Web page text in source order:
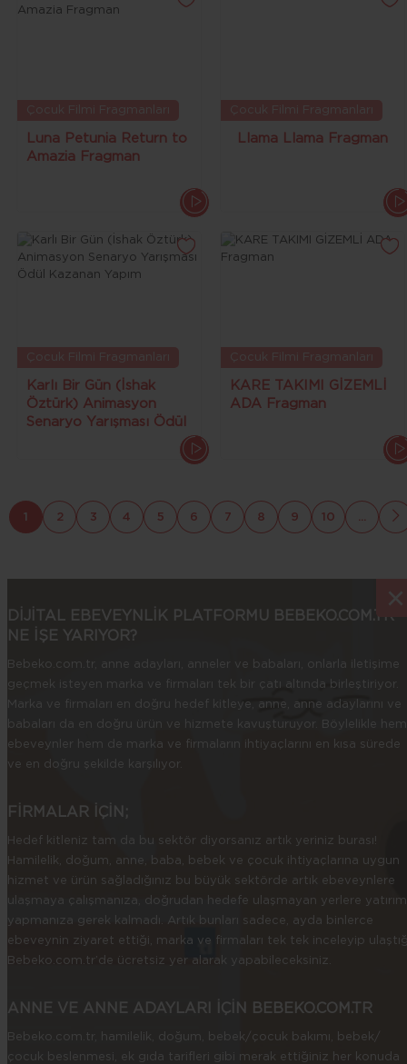
Luna Petunia Return to
Amazia Fragman
Llama Llama Fragman
Karlı Bir Gün (İshak
Öztürk) Animasyon
Senaryo Yarışması Ödül
KARE TAKIMI GİZEMLİ
ADA Fragman
1 2 3 4 5 6 7 8 9 10 ...
DİJİTAL EBEVEYNLİK PLATFORMU BEBEKO.COM.TR
NE İŞE YARIYOR?
Bebeko.com.tr, anne adayları, anneler ve babaları, onlarla iletişime
geçmek isteyen marka ve firmaları tek bir çatı altında birleştiriyor.
Marka ve firmaları en doğru hedef kitleye, anne, anne adaylarını ve
babaları da en doğru ürün ve hizmete kavuşturuyor. Böylelikle hem
ebeveynler hem de marka ve firmaların ihtiyaçlarını en kısa sürede
ve en doğru şekilde karşılıyor.
FİRMALAR İÇİN;
Hedef kitleniz tam da bu sektör diyorsanız artık yeriniz burası!
Hamilelik, doğum, anne, baba, bebek ve çocuk ihtiyaçlarına uygun
hizmet ve ürün sağladığınız bu büyük sektörde artık ebeveynlere
ulaşmaya çalışmanıza, doğrudan hedefe ulaşmayan yerlere yatırım
yapmanıza gerek kalmadı. Artık bunları sadece, ayda binlerce
ebeveynin ziyaret ettiği, marka ve firmaları tek tek inceleyip
Bebeko.com.tr’de ücretsiz yer alarak yapabileceksiniz.
ANNE VE ANNE ADAYLARI İÇİN BEBEKO.COM.TR
Bebeko.com.tr, hamilelik, doğum, bebek/çocuk bakımı, bebek/
çocuk beslenmesi, ek gıda tarifleri gibi merak ettiğiniz her konuda